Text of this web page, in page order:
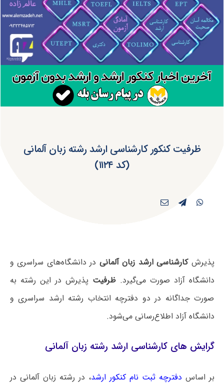
ظرفیت کنکور کارشناسی ارشد رشته زبان آلمانی
(کد ۱۱۲۴)
پذیرشکارشناسی ارشد زبان آلمانی در دانشگاه‌های سراسری و
دانشگاه آزاد صورت می‌گیرد.ظرفیت پذیرش در این رشته به
صورت جداگانه در دو دفترچه انتخاب رشته ارشد سراسری و
دانشگاه آزاد اطلاع‌رسانی می‌شود.
گرایش های کارشناسی ارشد رشته زبان آلمانی
بر اساس دفترچه ثبت نام کنکور ارشد، در رشته زبان آلمانی در